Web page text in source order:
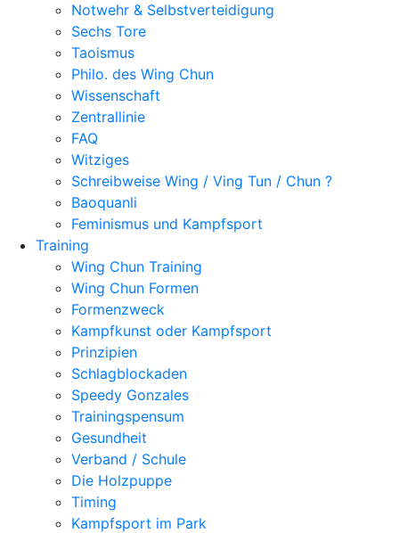
Notwehr & Selbstverteidigung
Sechs Tore
Taoismus
Philo. des Wing Chun
Wissenschaft
Zentrallinie
FAQ
Witziges
Schreibweise Wing / Ving Tun / Chun ?
Baoquanli
Feminismus und Kampfsport
Training
Wing Chun Training
Wing Chun Formen
Formenzweck
Kampfkunst oder Kampfsport
Prinzipien
Schlagblockaden
Speedy Gonzales
Trainingspensum
Gesundheit
Verband / Schule
Die Holzpuppe
Timing
Kampfsport im Park